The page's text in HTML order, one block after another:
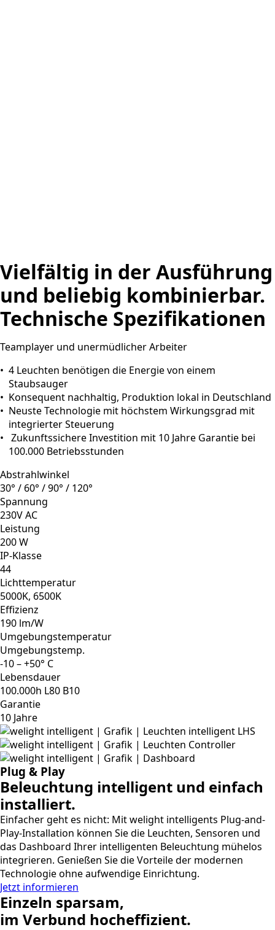
Vielfältig in der Ausführung
und beliebig kombinierbar.
Technische Spezifikationen
Teamplayer und unermüdlicher Arbeiter
4 Leuchten benötigen die Energie von einem
Staubsauger
Konsequent nachhaltig, Produktion lokal in Deutschland
Neuste Technologie mit höchstem Wirkungsgrad mit
integrierter Steuerung
Zukunftssichere Investition mit 10 Jahre Garantie bei
100.000 Betriebsstunden
Abstrahlwinkel
30° / 60° / 90° / 120°
Spannung
230V AC
Leistung
200 W
IP-Klasse
44
Lichttemperatur
5000K, 6500K
Effizienz
190 lm/W
Umgebungstemperatur
Umgebungstemp.
-10 – +50° C
Lebensdauer
100.000h L80 B10
Garantie
10 Jahre
Plug & Play
Beleuchtung intelligent und einfach
installiert.
Einfacher geht es nicht: Mit welight intelligents Plug-and-
Play-Installation können Sie die Leuchten, Sensoren und
das Dashboard Ihrer intelligenten Beleuchtung mühelos
integrieren. Genießen Sie die Vorteile der modernen
Technologie ohne aufwendige Einrichtung.
Jetzt informieren
Einzeln sparsam,
im Verbund hocheffizient.